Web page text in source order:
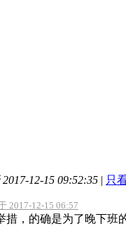
12-15 09:52:35 | 只
2017-12-15 06:57
措，的确是为了晚下班